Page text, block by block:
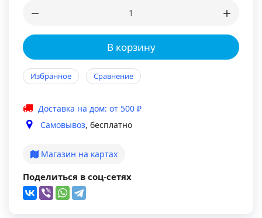
В корзину
Избранное Сравнение
Доставка на дом: от 500 ₽
Самовывоз, бесплатно
Магазин на картах
Поделиться в соц-сетях